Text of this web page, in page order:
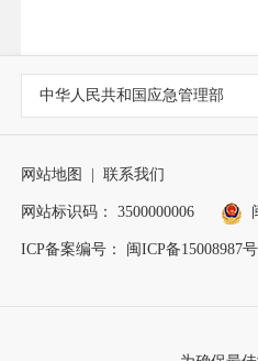
中华人民共和国应急管理部
网站地图 联系我们
网站标识码： 3500000006
ICP备案编号： 闽ICP备15008987号